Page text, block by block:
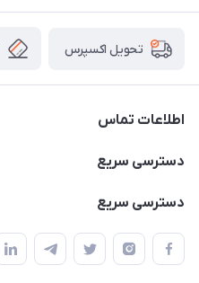
تحویل اکسپرس
اطلاعات تماس
02166456492 - 09121933405
حتما با هماهنگی قبلی
دسترسی سریع
خرید کیسه خواب
چادر بادی
دسترسی سریع
چادر سرخپوستی
صندلی تاشو